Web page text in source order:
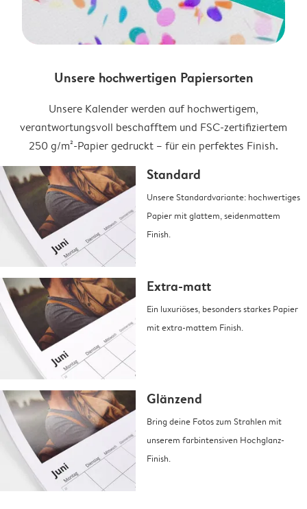
Unsere hochwertigen Papiersorten
Unsere Kalender werden auf hochwertigem,
verantwortungsvoll beschafftem und FSC-zertifiziertem
250 g/m²-Papier gedruckt – für ein perfektes Finish.
Standard
Unsere Standardvariante: hochwertiges
Papier mit glattem, seidenmattem
Finish.
Extra-matt
Ein luxuriöses, besonders starkes Papier
mit extra-mattem Finish.
Glänzend
Bring deine Fotos zum Strahlen mit
unserem farbintensiven Hochglanz-
Finish.